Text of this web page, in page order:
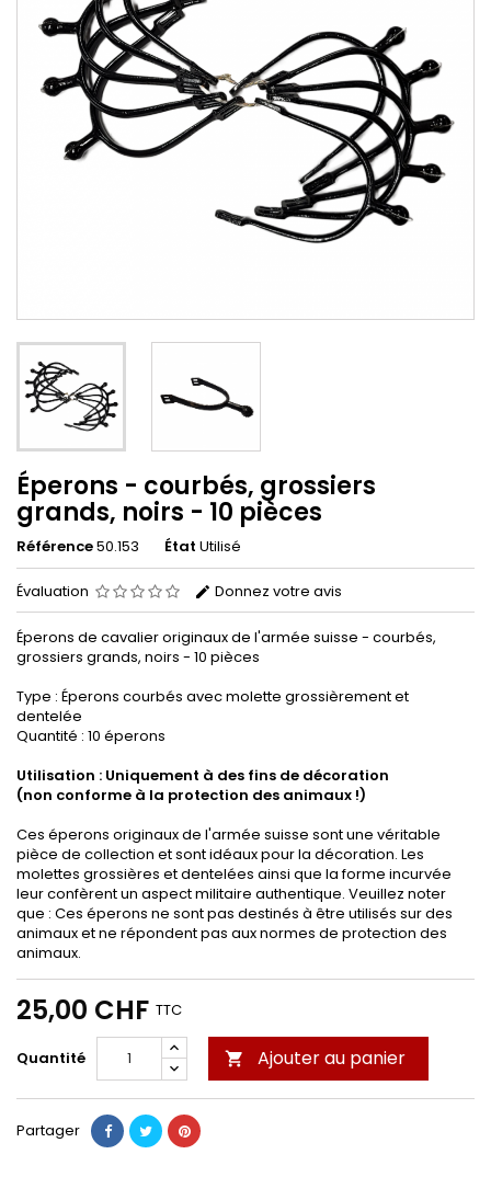
Éperons - courbés, grossiers
grands, noirs - 10 pièces
Référence50.153 État Utilisé
Évaluation Donnez votre avis
Éperons de cavalier originaux de l'armée suisse - courbés,
grossiers grands, noirs - 10 pièces
Type : Éperons courbés avec molette grossièrement et
dentelée
Quantité : 10 éperons
Utilisation : Uniquement à des fins de décoration
(non conforme à la protection des animaux !)
Ces éperons originaux de l'armée suisse sont une véritable
pièce de collection et sont idéaux pour la décoration. Les
molettes grossières et dentelées ainsi que la forme incurvée
leur confèrent un aspect militaire authentique. Veuillez noter
que : Ces éperons ne sont pas destinés à être utilisés sur des
animaux et ne répondent pas aux normes de protection des
animaux.
25,00 CHF TTC
Quantité  Ajouter au panier
Partager